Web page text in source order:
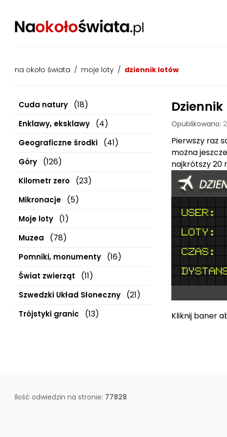
na około świata / moje loty / dziennik lotów
Cuda natury (18)
Enklawy, eksklawy (4)
Geograficzne środki (41)
Góry (126)
Kilometr zero (23)
Mikronacje (5)
Moje loty (1)
Muzea (78)
Pomniki, monumenty (16)
Świat zwierząt (11)
Szwedzki Układ Słoneczny (21)
Trójstyki granic (13)
Opublikowano:
Pierwszy raz
można
najkrótszy 20
Kliknij baner
Ilość odwiedzin na stronie: 77828